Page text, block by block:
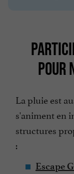
POUR
La pluie est
s'animent en
structures
:
Escape